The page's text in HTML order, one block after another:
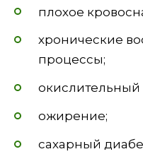
плохое
хронические
процессы;
окислительный
ожирение;
сахарный